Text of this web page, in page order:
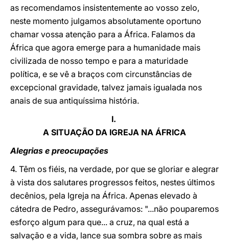
as recomendamos insistentemente ao vosso zelo,
neste momento julgamos absolutamente oportuno
chamar vossa atenção para a África. Falamos da
África que agora emerge para a humanidade mais
civilizada de nosso tempo e para a maturidade
política, e se vê a braços com circunstâncias de
excepcional gravidade, talvez jamais igualada nos
anais de sua antiquíssima história.
I.
A SITUAÇÃO DA IGREJA NA ÁFRICA
Alegrias e preocupações
4. Têm os fiéis, na verdade, por que se gloriar e alegrar
à vista dos salutares progressos feitos, nestes últimos
decênios, pela Igreja na África. Apenas elevado à
cátedra de Pedro, assegurávamos: "...não pouparemos
esforço algum para que... a cruz, na qual está a
salvação e a vida, lance sua sombra sobre as mais